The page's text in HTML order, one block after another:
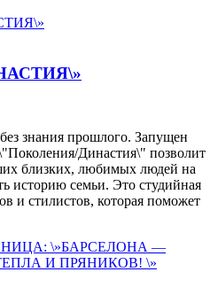
знания прошлого. Запущен
Династия\" позволит
близких, любимых людей на
историю семьи. Это студийная
и стилистов, которая поможет